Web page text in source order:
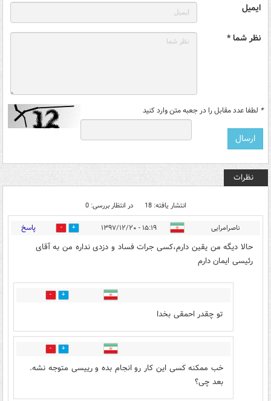
ایمیل
نظر شما *
* لطفا عدد مقابل را در جعبه متن وارد کنید
نظرات
انتشار یافته: 18 در انتظار بررسی: 0
ناصرامرایی ۱۵:۱۹ - ۱۳۹۷/۱۲/۲۰ 60 پاسخ
حالا دیگه من یقین دارم،کسی جرات فساد و دزدی نداره من به آقای
رئیسی ایمان دارم
1
تو چقدر احمقی بخدا
0
خب ممکنه کسی این کار رو انجام بده و رییسی متوجه نشه.
بعد چی؟